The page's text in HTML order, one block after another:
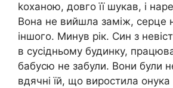
kоханою, довго її шукав, і
Вона не вийшла заміж, серце
іншого. Минув рік. Син з
в сусідньому будинку,
бабусю не забули. Вони були
вдячні їй, що виростила онука